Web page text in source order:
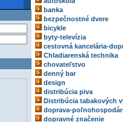
banka
bezpečnostné dvere
bicykle
byty-televízia
cestovná kancelária-
Chladiarenská technika
chovateľstvo
denný bar
design
distribúcia piva
Distribúcia tabakových
doprava-
dopravné značenie